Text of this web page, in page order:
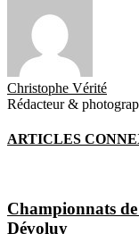
Christophe Vérité
Rédacteur &
ARTICLES
Championnats
Dévoluy